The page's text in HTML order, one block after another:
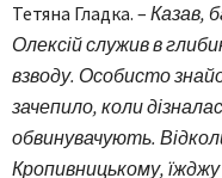
Тетяна Гладка. – Казав,
Олексій служив в
взводу. Особисто
зачепило, коли
обвинувачують.
Кропивницькому,